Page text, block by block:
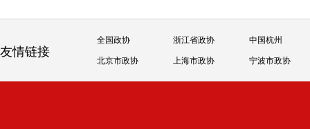
友情链接
全国政协 浙江省政协 中国杭州
北京市政协 上海市政协 宁波市政协